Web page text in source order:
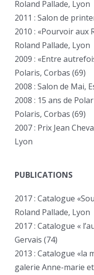
Roland Pallade, Lyon
2011 : Salon de
2010 : «Pourvoir aux
Roland Pallade, Lyon
2009 : «Entre
Polaris, Corbas (69)
2008 : Salon de Mai,
2008 : 15 ans de
Polaris, Corbas (69)
2007 : Prix Jean
Lyon
PUBLICATIONS
2017 : Catalogue
Roland Pallade, Lyon
2017 : Catalogue «
Gervais (74)
2013 : Catalogue «la
galerie Anne-marie